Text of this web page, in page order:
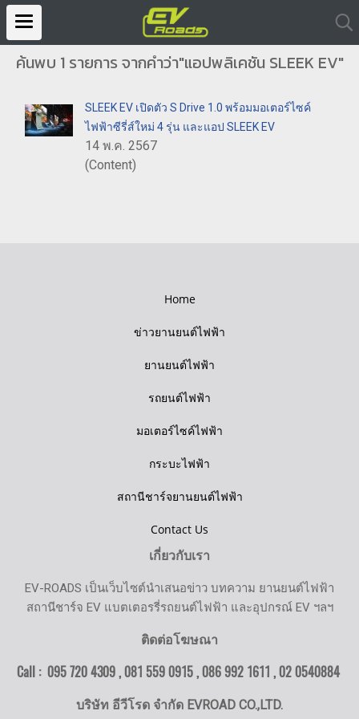
ค้นพบ 1 รายการ จากคำว่า"แอปพลิเคชัน SLEEK EV"
SLEEK EV เปิดตัว S Drive 1.0 พร้อมมอเตอร์ไซค์
ไฟฟ้าซีรี่ส์ใหม่ 4 รุ่น และแอป SLEEK EV
14 พ.ค. 2567
(Content)
Home
ข่าวยานยนต์ไฟฟ้า
ยานยนต์ไฟฟ้า
รถยนต์ไฟฟ้า
มอเตอร์ไซค์ไฟฟ้า
กระบะไฟฟ้า
สถานีชาร์จยานยนต์ไฟฟ้า
Contact Us
เกี่ยวกับเรา
EV-ROADS เป็นเว็บไซต์นำเสนอข่าว บทความ ยานยนต์ไฟฟ้า
สถานีชาร์จ EV แบตเตอรรี่รถยนต์ไฟฟ้า และอุปกรณ์ EV ฯลฯ
ติดต่อโฆษณา
Call : 095 720 4309 , 081 559 0915 , 086 992 1611 ,02 0540884
บริษัท อีวีโรด จำกัด EVROAD CO.,LTD.